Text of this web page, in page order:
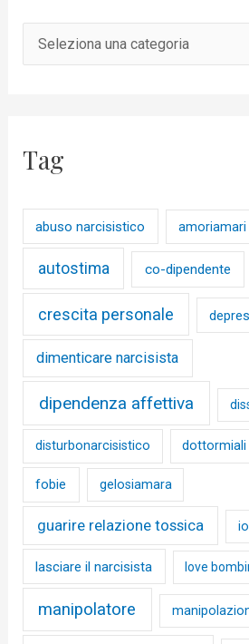
Tag
abuso narcisistico amoriamari
autostima co-dipendente
crescita personale
dimenticare narcisista
dipendenza affettiva
disturbonarcisistico dottormiali
fobie gelosiamara
guarire relazione tossica
lasciare il narcisista love
manipolatore